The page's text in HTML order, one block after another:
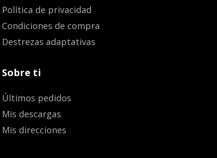
Política de privacidad
Condiciones de compra
Destrezas adaptativas
Sobre ti
Últimos pedidos
Mis descargas
Mis direcciones